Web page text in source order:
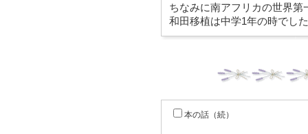
ちなみに南アフリカの世界
和田移植は中学1年の時でし
本の話（続）